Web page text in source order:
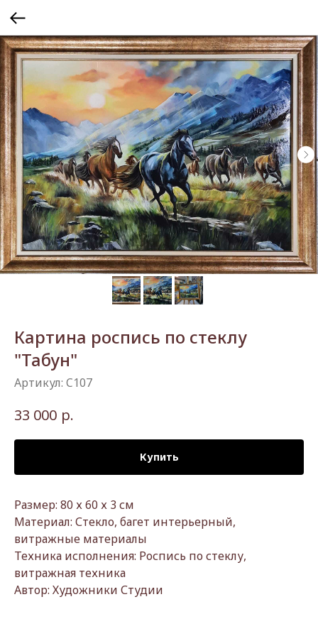
Картина роспись по стеклу
"Табун"
Артикул: C107
33 000 р.
Купить
Размер: 80 х 60 х 3 см
Материал: Стекло, багет интерьерный,
витражные материалы
Техника исполнения: Роспись по стеклу,
витражная техника
Автор: Художники Студии